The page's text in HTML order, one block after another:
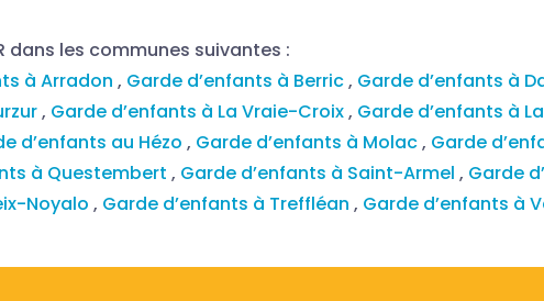
dans les communes suivantes :
à Arradon, Garde d’enfants à Berric, Garde d’enfants à
, Garde d’enfants à La Vraie-Croix, Garde d’enfants à
d’enfants au Hézo, Garde d’enfants à Molac, Garde
à Questembert, Garde d’enfants à Saint-Armel, Garde
Noyalo, Garde d’enfants à Treffléan, Garde d’enfants à